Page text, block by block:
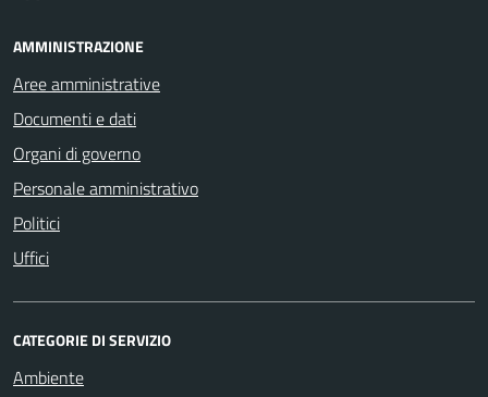
AMMINISTRAZIONE
Aree amministrative
Documenti e dati
Organi di governo
Personale amministrativo
Politici
Uffici
CATEGORIE DI SERVIZIO
Ambiente